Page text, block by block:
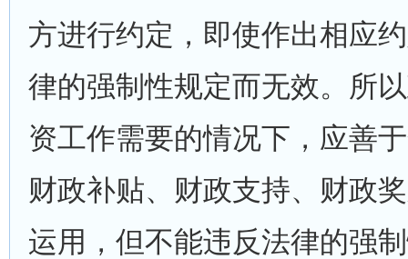
方进行约定，即使作出相应
律的强制性规定而无效。所
资工作需要的情况下，应善
财政补贴、财政支持、财政
运用，但不能违反法律的强